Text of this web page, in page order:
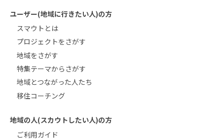
ユーザー(地域に行きたい人)の方
スマウトとは
プロジェクトをさがす
地域をさがす
特集テーマからさがす
地域とつながった人たち
移住コーチング
地域の人(スカウトしたい人)の方
ご利用ガイド